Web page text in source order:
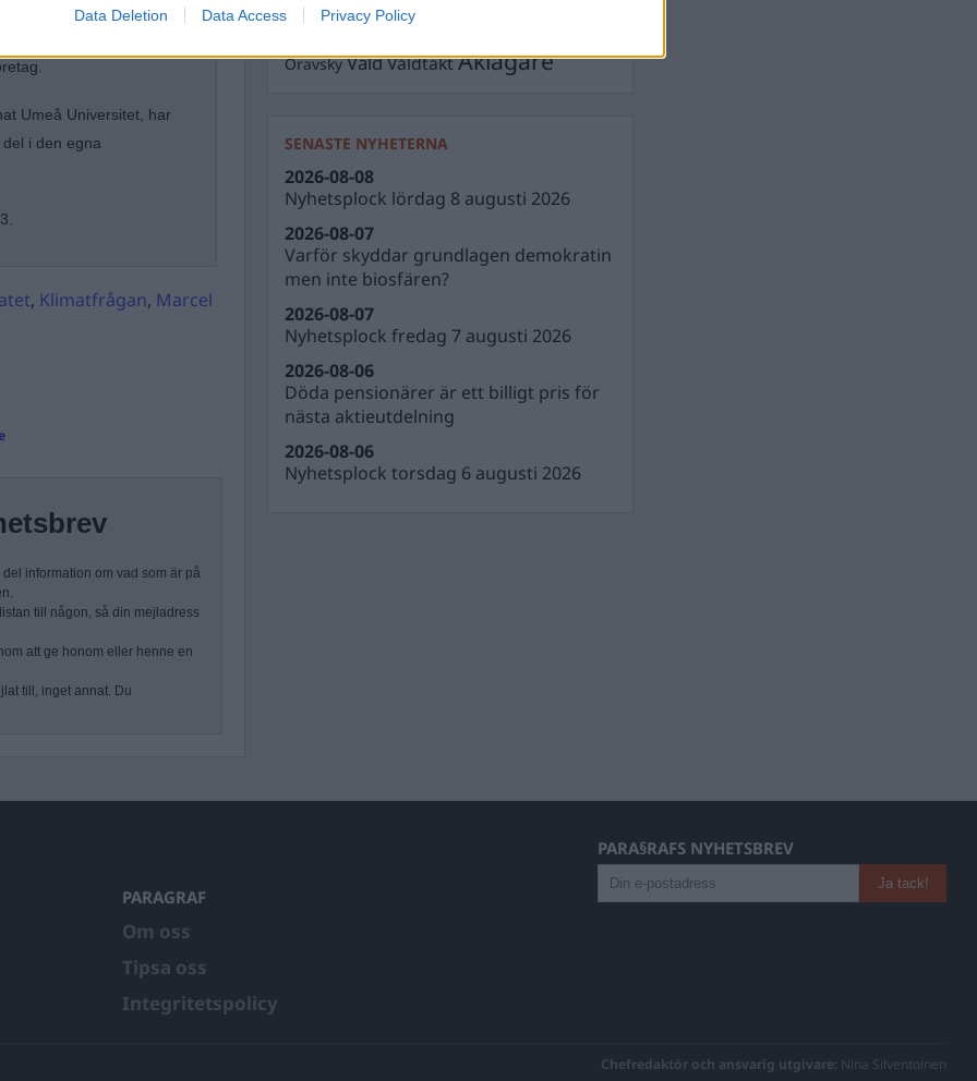
Data Deletion Data Access Privacy Policy
Mer än 20
av vad som är brinnande
Umeå Universitet, har
i den egna
, Klimatfrågan, Marcel
information om vad som är på
till någon, så din mejladress
att ge honom eller henne en
till, inget annat. Du
Ulf Kristersson
Oravsky VåldVåldtäktÅklagare
SENASTE NYHETERNA
Nyhetsplock lördag 8 augusti 2026
2026-08-08
Varför skyddar grundlagen demokratin
men inte biosfären?
2026-08-07
Nyhetsplock fredag 7 augusti 2026
2026-08-07
Döda pensionärer är ett billigt pris för
nästa aktieutdelning
2026-08-06
Nyhetsplock torsdag 6 augusti 2026
2026-08-06
PARAGRAF
Om oss
Tipsa oss
Integritetspolicy
PARA§RAFS NYHETSBREV
Chefredaktör och ansvarig utgivare: Nina Silventoinen